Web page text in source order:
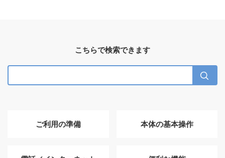
こちらで検索できます
ご利用の準備 本体の基本操作